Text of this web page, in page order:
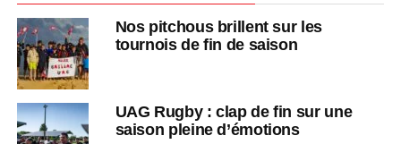
Nos pitchous brillent sur les
tournois de fin de saison
UAG Rugby : clap de fin sur une
saison pleine d’émotions